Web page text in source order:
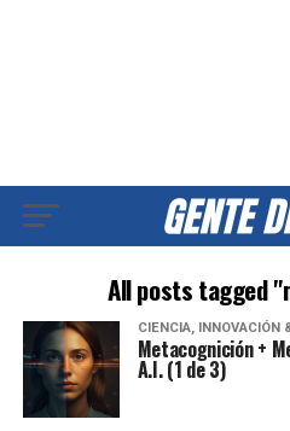
All posts tagged
CIENCIA, INNOVACIÓN
Metacognición +
A.I. (1 de 3)